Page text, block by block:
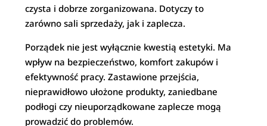
czysta i dobrze zorganizowana. Dotyczy to
zarówno sali sprzedaży, jak i zaplecza.
Porządek nie jest wyłącznie kwestią estetyki. Ma
wpływ na bezpieczeństwo, komfort zakupów i
efektywność pracy. Zastawione przejścia,
nieprawidłowo ułożone produkty, zaniedbane
podłogi czy nieuporządkowane zaplecze mogą
prowadzić do problemów.